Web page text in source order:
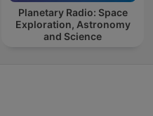
Planetary Radio: Space
Exploration, Astronomy
and Science